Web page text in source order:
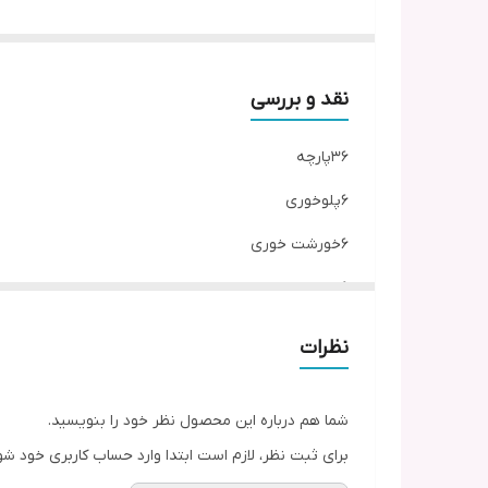
هفت رنگ لیزری
♨️ نام طرح: آلیش طلایی
این طرح اقلام 6نفره 36پارچه هم دارد
نقد و بررسی
36پارچه
6پلوخوری
6خورشت خوری
6پیش دستی
1کاسه سالاد
2دیس
6کاسه ابگوشت خوری
نظرات
شما هم درباره این محصول نظر خود را بنویسید.
برای ثبت نظر، لازم است ابتدا وارد حساب کاربری خود